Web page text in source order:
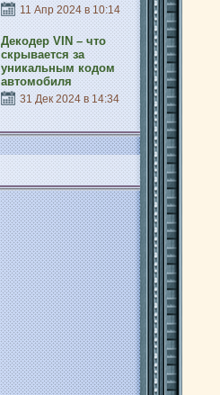
11 Апр 2024 в 10:14
Декодер VIN – что
скрывается за
уникальным кодом
автомобиля
31 Дек 2024 в 14:34